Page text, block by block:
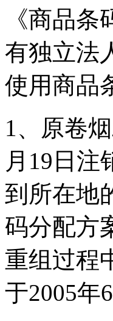
《商品
有独立法
使用商品
1、原卷
月19日注
到所在地
码分配方
重组过程
于2005年